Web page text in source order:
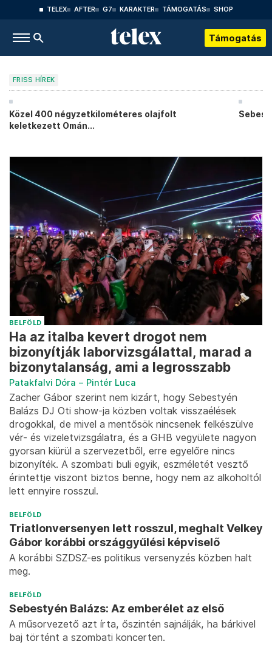
TELEX AFTER G7 KARAKTER TÁMOGATÁS SHOP
Támogatás
FRISS HÍREK
Közel 400 négyzetkilométeres olajfolt
keletkezett Omán...
BELFÖLD
Ha az italba kevert drogot nem
bizonyítják laborvizsgálattal, marad a
bizonytalanság, ami a legrosszabb
Patakfalvi Dóra – Pintér Luca
Zacher Gábor szerint nem kizárt, hogy Sebestyén
Balázs DJ Oti show-ja közben voltak visszaélések
drogokkal, de mivel a mentősök nincsenek felkészülve
vér- és vizeletvizsgálatra, és a GHB vegyülete nagyon
gyorsan kiürül a szervezetből, erre egyelőre nincs
bizonyíték. A szombati buli egyik, eszméletét vesztő
érintettje viszont biztos benne, hogy nem az alkoholtól
lett ennyire rosszul.
BELFÖLD
Triatlonversenyen lett rosszul, meghalt Velkey
Gábor korábbi országgyűlési képviselő
A korábbi SZDSZ-es politikus versenyzés közben halt
meg.
BELFÖLD
Sebestyén Balázs: Az emberélet az első
A műsorvezető azt írta, őszintén sajnálják, ha bárkivel
baj történt a szombati koncerten.